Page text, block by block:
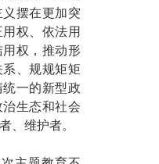
摆在更加突
权、依法用
权，推动形
、规规矩矩
一的新型政
生态和社会
、维护者。